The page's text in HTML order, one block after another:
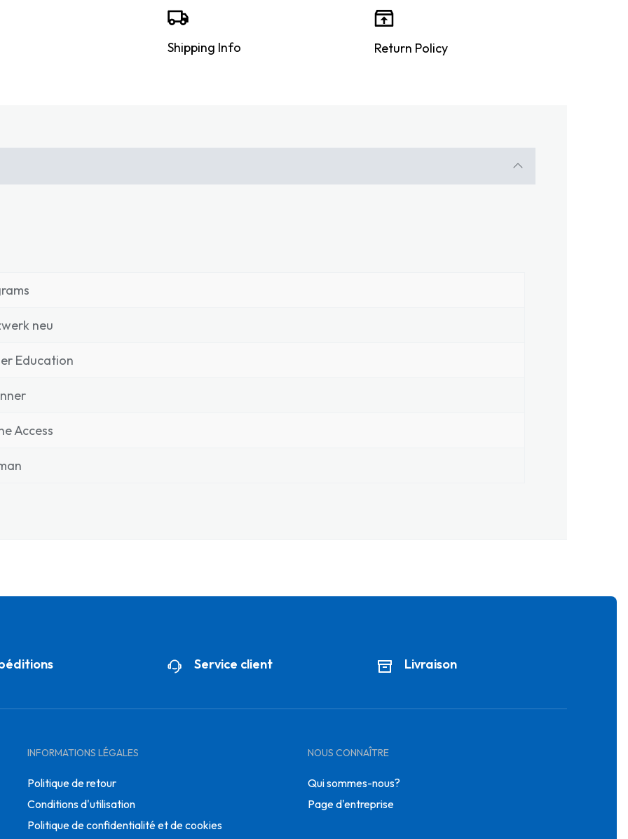
Shipping Info Return Policy
neu
Education
Access
Service client Livraison
INFORMATIONS LÉGALES
Politique de retour
Conditions d'utilisation
Politique de confidentialité et de cookies
NOUS CONNAÎTRE
Qui sommes-nous?
Page d'entreprise